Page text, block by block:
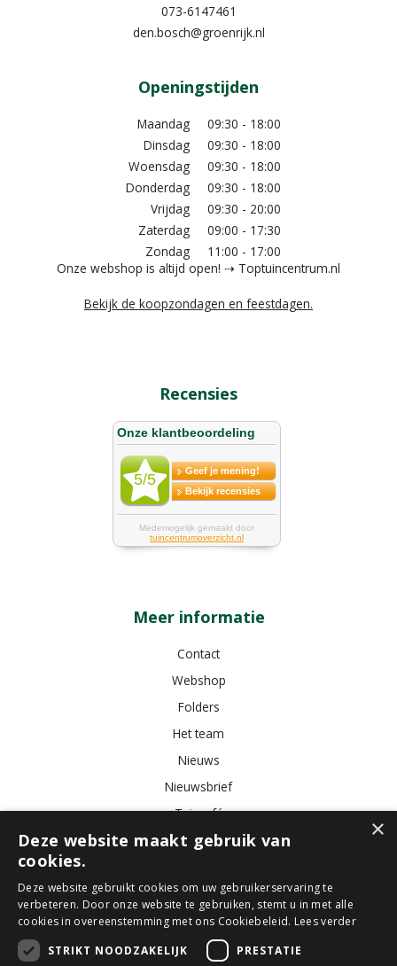
073-6147461
den.bosch@groenrijk.nl
Openingstijden
Maandag
09:30 - 18:00
Dinsdag
09:30 - 18:00
Woensdag
09:30 - 18:00
Donderdag
09:30 - 18:00
Vrijdag
09:30 - 20:00
Zaterdag
09:00 - 17:30
Zondag
11:00 - 17:00
Onze webshop is altijd open! ⇢ Toptuincentrum.nl
Bekijk de koopzondagen en feestdagen.
Recensies
Meer informatie
Contact
Webshop
Folders
Het team
Nieuws
Nieuwsbrief
Tuincafé
Vacatures
Tuincentrum Bloemist Kamerplanten Kunstbloemen
Buitenplanten
Tuinmeubelen
×
Deze website maakt gebruik van
cookies.
Deze website gebruikt cookies om uw gebruikerservaring te
verbeteren. Door onze website te gebruiken, stemt u in met alle
cookies in overeenstemming met ons Cookiebeleid. Lees verder
STRIKT NOODZAKELIJK
PRESTATIE